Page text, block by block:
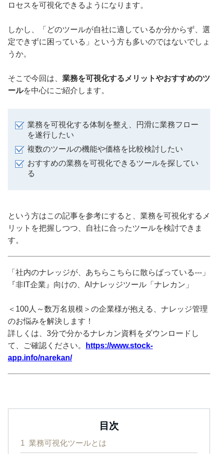
ロセスを可視化できるようになります。
しかし、「どのツールが自社に適しているか分からず、選
定できずに困っている」という方も多いのではないでしょ
うか。
そこで今回は、 業務を可視化するメリットやおすすめのツ
ールを中心にご紹介します。
業務を可視化する体制を整え、円滑に業務フロー
を遂行したい
複数のツールの機能や価格を比較検討したい
おすすめの業務を可視化できるツールを探してい
る
という方はこの記事を参考にすると、業務を可視化するメ
リットを把握しつつ、自社に合ったツールを検討できま
す。
「社内のナレッジが、あちらこちらに散らばっている---」
『非IT企業』向けの、AIナレッジツール「ナレカン」
＜100人～数万名規模＞の企業様が抱える、ナレッジ管理
のお悩みを解決します！
詳しくは、3分で分かるナレカン資料をダウンロードし
て、ご確認ください。
https://www.stock-
app.info/narekan/
目次
1 業務可視化ツールとは